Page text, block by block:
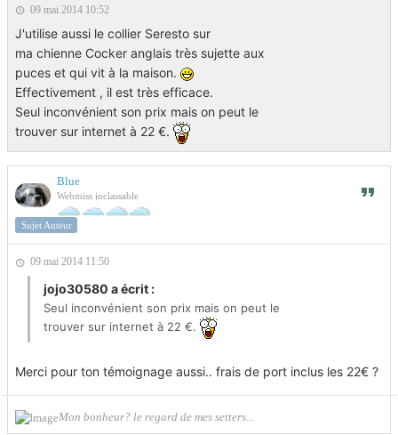
09 mai 2014 10:52
J'utilise aussi le collier Seresto sur
ma chienne Cocker anglais très sujette aux
puces et qui vit à la maison.
Effectivement , il est très efficace.
Seul inconvénient son prix mais on peut le
trouver sur internet à 22 €.
Blue
Webmiss inclassable
Sujet Auteur
09 mai 2014 11:50
jojo30580 a écrit :
Seul inconvénient son prix mais on peut le
trouver sur internet à 22 €.
Merci pour ton témoignage aussi.. frais de port inclus les 22€ ?
Mon bonheur? le regard de mes setters...